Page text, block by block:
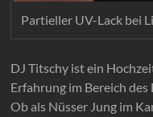
Partieller UV-Lack bei
DJ Titschy ist ein
Erfahrung im Bereich
Ob als Nüsser Jung im